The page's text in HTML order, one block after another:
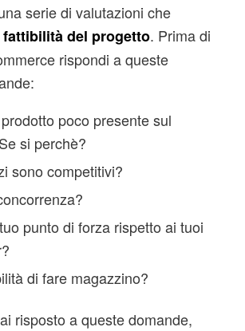
serie di valutazioni che
fattibilità del progetto. Prima di
rispondi a queste
poco presente sul
si perchè?
sono competitivi?
punto di forza rispetto ai tuoi
di fare magazzino?
risposto a queste domande,